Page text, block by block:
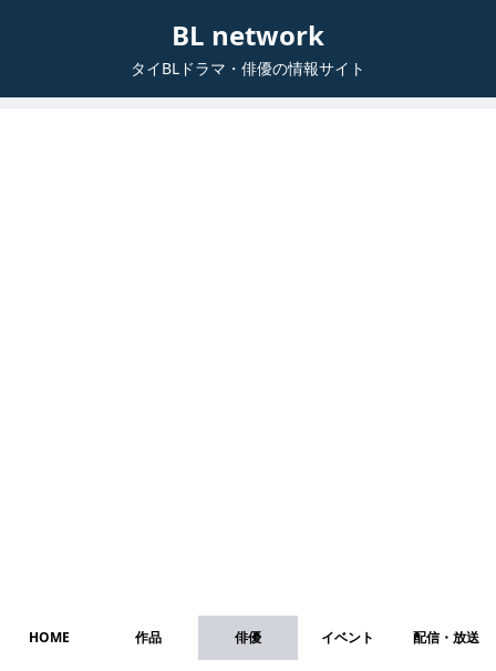
BL network
タイBLドラマ・俳優の情報サイト
HOME 作品 俳優 イベント 配信・放送